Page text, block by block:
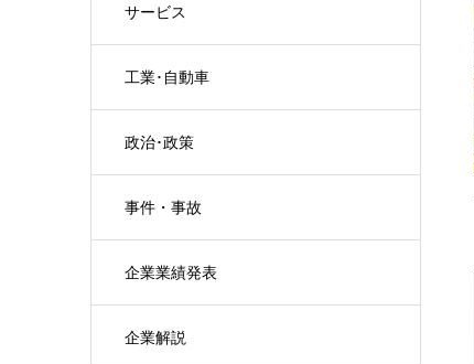
サービス
工業･自動車
政治･政策
事件・事故
企業業績発表
企業解説